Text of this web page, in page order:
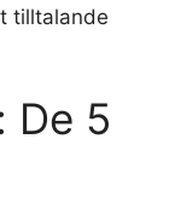
tilltalande
De 5